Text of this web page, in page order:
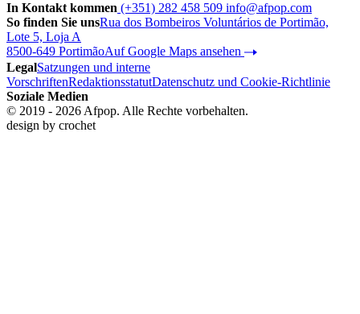
In Kontakt kommen (+351) 282 458 509 info@afpop.com
So finden Sie unsRua dos Bombeiros Voluntários de Portimão,
Lote 5, Loja A
8500-649 PortimãoAuf Google Maps ansehen
LegalSatzungen und interne
VorschriftenRedaktionsstatutDatenschutz und Cookie-Richtlinie
Soziale Medien
© 2019 - 2026 Afpop. Alle Rechte vorbehalten.
design by crochet